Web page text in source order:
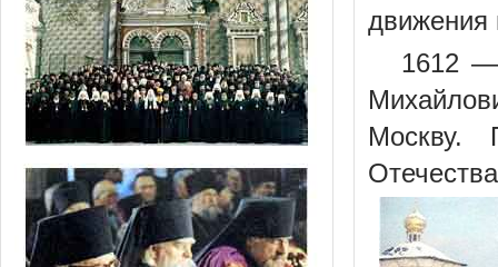
движения
1612 —
Москву.